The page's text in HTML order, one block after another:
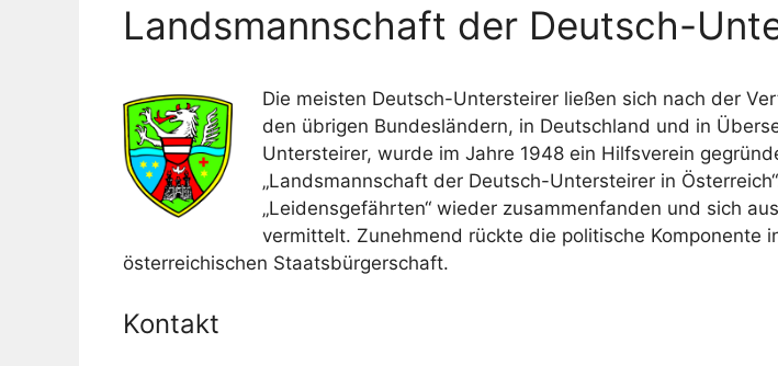
Landsmannschaft der Deutsch-
Die meisten Deutsch-Untersteirer ließen sich nach der
den übrigen Bundesländern, in Deutschland und in
Untersteirer, wurde im Jahre 1948 ein Hilfsverein
„Landsmannschaft der Deutsch-Untersteirer in
„Leidensgefährten“ wieder zusammenfanden und sich
vermittelt. Zunehmend rückte die politische Komponente
österreichischen Staatsbürgerschaft.
Kontakt